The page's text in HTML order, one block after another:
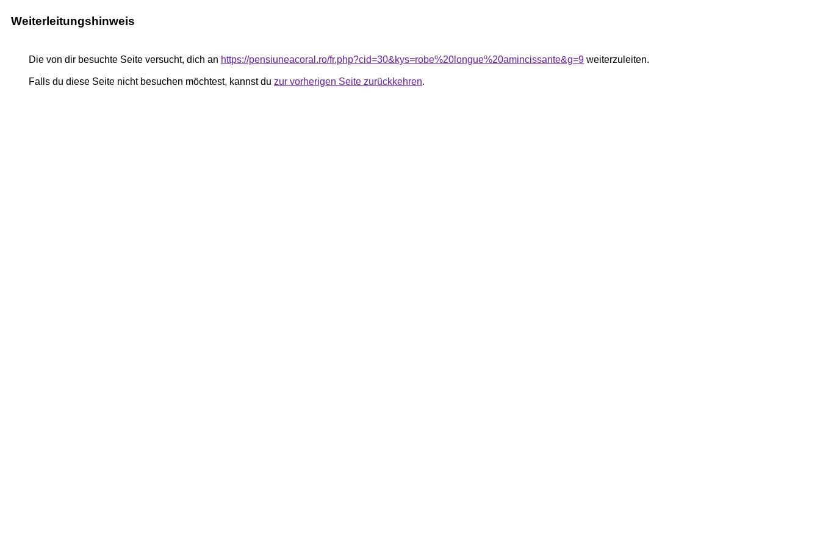
Weiterleitungshinweis
Die von dir besuchte Seite versucht, dich an https://pensiuneacoral.ro/fr.php?cid=30&kys=robe%20longue%20amincissante&g=9 weiterzuleiten.
Falls du diese Seite nicht besuchen möchtest, kannst du zur vorherigen Seite zurückkehren.